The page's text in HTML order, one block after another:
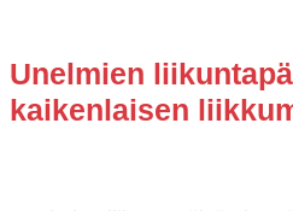
Unelmien
kaikenlaisen